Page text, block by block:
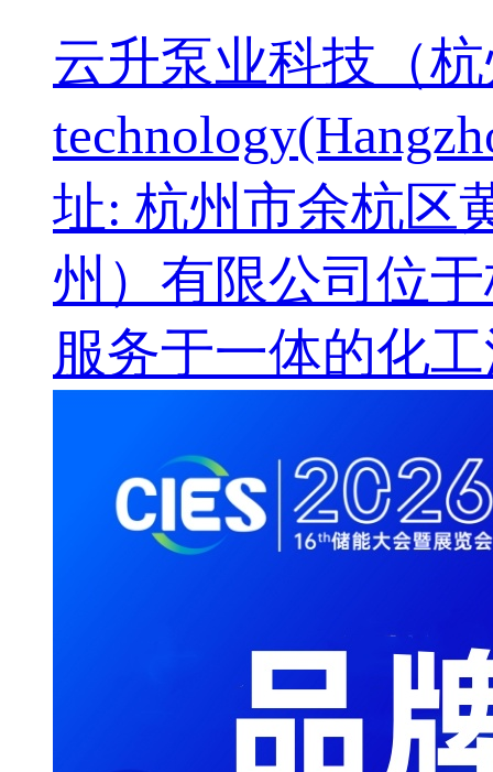
云升泵业科技（杭
址: 杭州市余杭区
州）有限公司位
服务于一体的化